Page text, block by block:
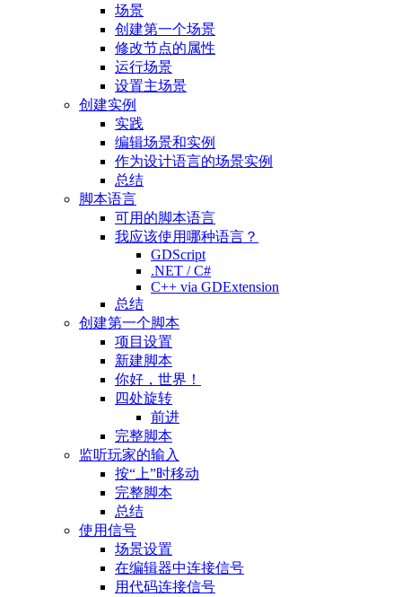
场景
创建第一个场景
修改节点的属性
运行场景
设置主场景
创建实例
实践
编辑场景和实例
作为设计语言的场景实例
总结
脚本语言
可用的脚本语言
我应该使用哪种语言？
GDScript
.NET / C#
C++ via GDExtension
总结
创建第一个脚本
项目设置
新建脚本
你好，世界！
四处旋转
前进
完整脚本
监听玩家的输入
按“上”时移动
完整脚本
总结
使用信号
场景设置
在编辑器中连接信号
用代码连接信号